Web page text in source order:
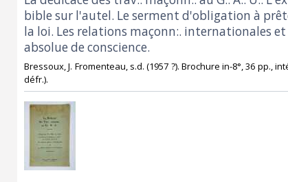
bible sur l'autel. Le serment d'obligation à
la loi. Les relations maçonn:. internationales
absolue de conscience.‎
‎Bressoux, J. Fromenteau, s.d. (1957 ?). Brochure in-8°, 36 pp.,
défr.).‎